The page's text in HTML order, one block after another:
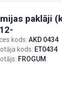
paklāji
kods: AKD 0434
kods: ET0434
FROGUM